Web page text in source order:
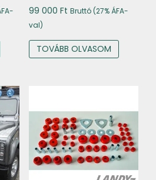
99 000 Ft Bruttó (27% ÁFA-
val)
TOVÁBB OLVASOM